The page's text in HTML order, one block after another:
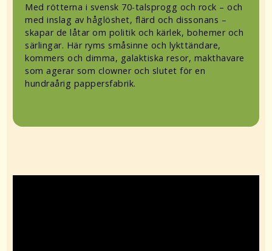
Med rötterna i svensk 70-talsprogg och rock – och
med inslag av håglöshet, flärd och dissonans –
skapar de låtar om politik och kärlek, bohemer och
särlingar. Här ryms småsinne och lykttändare,
kommers och dimma, galaktiska resor, makthavare
som agerar som clowner och slutet för en
hundraårig pappersfabrik.